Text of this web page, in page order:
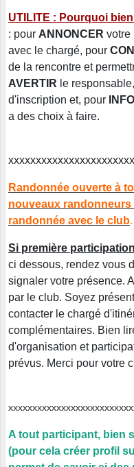
UTILITE : Pourquoi
: pour ANNONCER votre
avec le chargé, pour
de la rencontre et
AVERTIR le
d'inscription et, pour
a des choix à faire.
Randonnée ouverte à
nouveaux
randonnée avec le club.
Si première participation
ci dessous, rendez vous
signaler votre présence.
par le club. Soyez
contacter le chargé
complémentaires. Bien
d'organisation et
prévus. Merci pour votre
A tout participant, bien
(pour cela créer profil